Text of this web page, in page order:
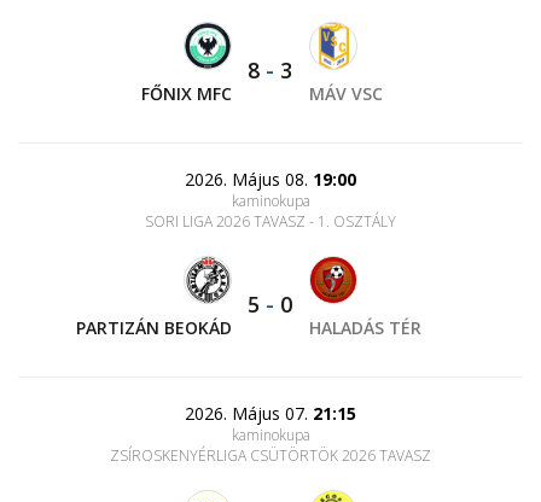
FŐNIX MFC
8 - 3
MÁV VSC
2026. Május 08. 19:00
kaminokupa
SORI LIGA 2026 TAVASZ - 1. OSZTÁLY
PARTIZÁN BEOKÁD
5 - 0
HALADÁS TÉR
2026. Május 07. 21:15
kaminokupa
ZSÍROSKENYÉRLIGA CSÜTÖRTÖK 2026 TAVASZ